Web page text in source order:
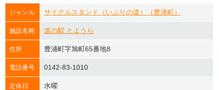
ジャンル サイクルスタンド（いぶりの道）（豊浦町）
施設名称 道の駅 とようら
住所 豊浦町字旭町65番地8
電話番号 0142-83-1010
定休日 水曜